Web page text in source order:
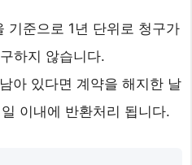
기준으로 1년 단위로 청구가
하지 않습니다.
아 있다면 계약을 해지한 날
이내에 반환처리 됩니다.